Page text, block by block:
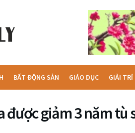
BẤT ĐỘNG SẢN GIÁO DỤC GIẢI TRÍ
được giảm 3 năm tù